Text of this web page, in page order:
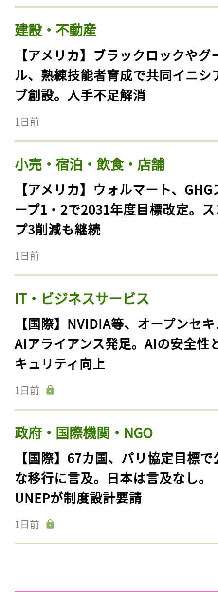
建設・不動産
【アメリカ】ブラックロックやグ
ル、熟練技能者育成で共同イニシ
ブ創設。人手不足解消
1日前
小売・宿泊・飲食・店舗
【アメリカ】ウォルマート、GHG
ープ1・2で2031年度目標改定。
プ3削減も継続
1日前
IT・ビジネスサービス
【国際】NVIDIA等、オープンセ
AIアライアンス発足。AIの安全性
キュリティ向上
1日前
政府・国際機関・NGO
【国際】67カ国、パリ協定目標で
な移行に言及。日本は言及なし。
UNEPが制度設計要請
1日前